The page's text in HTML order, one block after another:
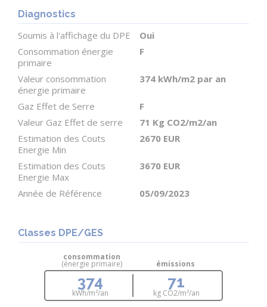
Diagnostics
Soumis à l'affichage du DPE
Oui
Consommation énergie
primaire
F
Valeur consommation
énergie primaire
374 kWh/m2 par an
Gaz Effet de Serre
F
Valeur Gaz Effet de serre
71 Kg CO2/m2/an
Estimation des Couts
Energie Min
2670 EUR
Estimation des Couts
Energie Max
3670 EUR
Année de Référence 05/09/2023
Classes DPE/GES
consommation
(énergie primaire) émissions
374
kWh/m²/an
71
kg CO2/m²/an